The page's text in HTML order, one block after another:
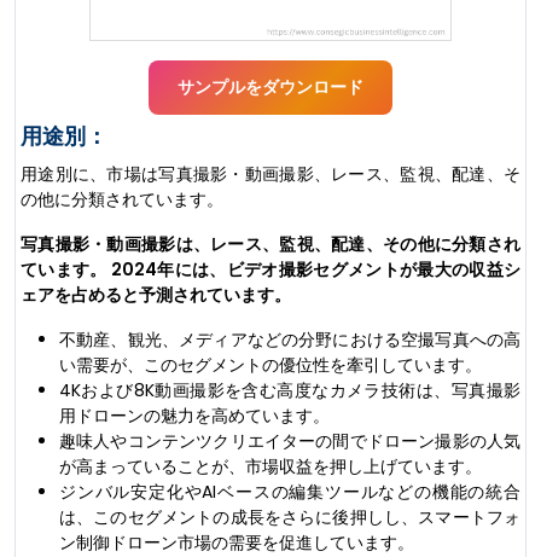
サンプルをダウンロード
用途別：
用途別に、市場は写真撮影・動画撮影、レース、監視、配達、そ
の他に分類されています。
写真撮影・動画撮影は、レース、監視、配達、その他に分類され
ています。 2024年には、ビデオ撮影セグメントが最大の収益シ
ェアを占めると予測されています。
不動産、観光、メディアなどの分野における空撮写真への高
い需要が、このセグメントの優位性を牽引しています。
4Kおよび8K動画撮影を含む高度なカメラ技術は、写真撮影
用ドローンの魅力を高めています。
趣味人やコンテンツクリエイターの間でドローン撮影の人気
が高まっていることが、市場収益を押し上げています。
ジンバル安定化やAIベースの編集ツールなどの機能の統合
は、このセグメントの成長をさらに後押しし、スマートフォ
ン制御ドローン市場の需要を促進しています。